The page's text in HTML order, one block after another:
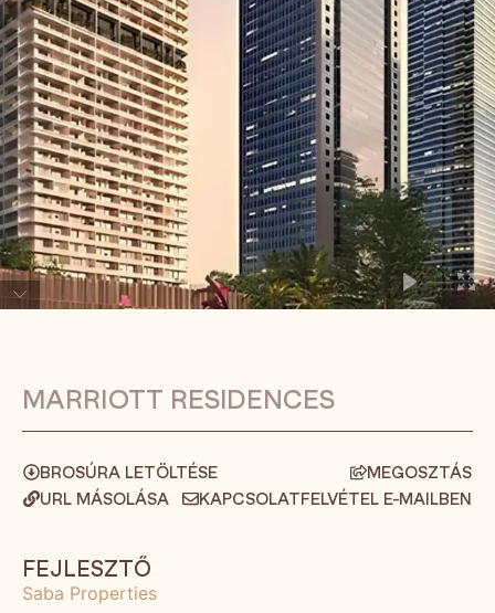
MARRIOTT RESIDENCES
BROSÚRA LETÖLTÉSE
MEGOSZTÁS
URL MÁSOLÁSA
KAPCSOLATFELVÉTEL E-MAILBEN
FEJLESZTŐ
Saba Properties